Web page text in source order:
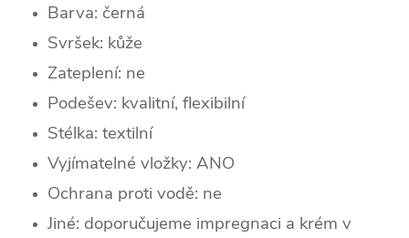
Barva: černá
Svršek: kůže
Zateplení: ne
Podešev: kvalitní, flexibilní
Stélka: textilní
Vyjímatelné vložky: ANO
Ochrana proti vodě: ne
Jiné: doporučujeme impregnaci a krém v